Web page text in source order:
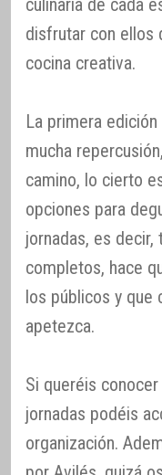
disfrutar con ellos
cocina creativa.
La primera
mucha
camino, lo cierto
opciones para
jornadas, es decir,
completos, hace
los públicos y que
apetezca.
Si queréis
jornadas podéis
organización.